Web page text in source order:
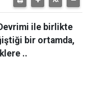
ile birlikte
bir ortamda,
..